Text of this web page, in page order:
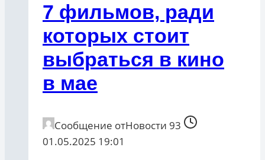
7 фильмов, ради
которых стоит
выбраться в кино
в мае
Сообщение отНовости 93
01.05.2025 19:01